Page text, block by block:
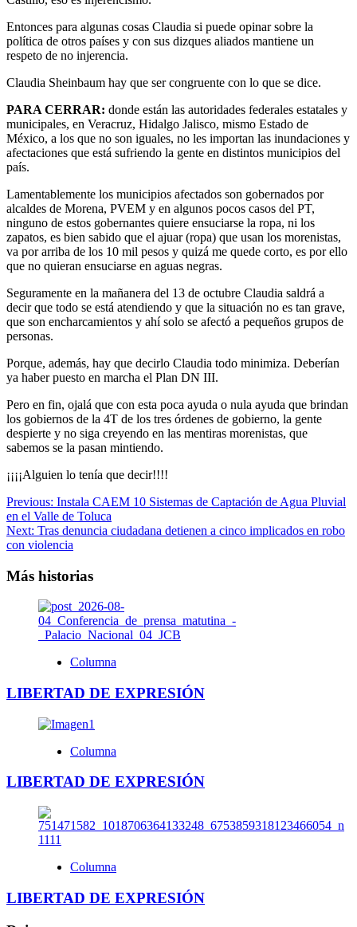
Entonces para algunas cosas Claudia si puede opinar sobre la
política de otros países y con sus dizques aliados mantiene un
respeto de no injerencia.
Claudia Sheinbaum hay que ser congruente con lo que se dice.
PARA CERRAR: donde están las autoridades federales estatales y
municipales, en Veracruz, Hidalgo Jalisco, mismo Estado de
México, a los que no son iguales, no les importan las inundaciones y
afectaciones que está sufriendo la gente en distintos municipios del
país.
Lamentablemente los municipios afectados son gobernados por
alcaldes de Morena, PVEM y en algunos pocos casos del PT,
ninguno de estos gobernantes quiere ensuciarse la ropa, ni los
zapatos, es bien sabido que el ajuar (ropa) que usan los morenistas,
va por arriba de los 10 mil pesos y quizá me quede corto, es por ello
que no quieran ensuciarse en aguas negras.
Seguramente en la mañanera del 13 de octubre Claudia saldrá a
decir que todo se está atendiendo y que la situación no es tan grave,
que son encharcamientos y ahí solo se afectó a pequeños grupos de
personas.
Porque, además, hay que decirlo Claudia todo minimiza. Deberían
ya haber puesto en marcha el Plan DN III.
Pero en fin, ojalá que con esta poca ayuda o nula ayuda que brindan
los gobiernos de la 4T de los tres órdenes de gobierno, la gente
despierte y no siga creyendo en las mentiras morenistas, que
sabemos se la pasan mintiendo.
¡¡¡¡Alguien lo tenía que decir!!!!
Navegación
de
entradas
Previous: Instala CAEM 10 Sistemas de Captación de Agua Pluvial
en el Valle de Toluca
Next: Tras denuncia ciudadana detienen a cinco implicados en robo
con violencia
Más historias
Columna
LIBERTAD DE EXPRESIÓN
Columna
LIBERTAD DE EXPRESIÓN
Columna
LIBERTAD DE EXPRESIÓN